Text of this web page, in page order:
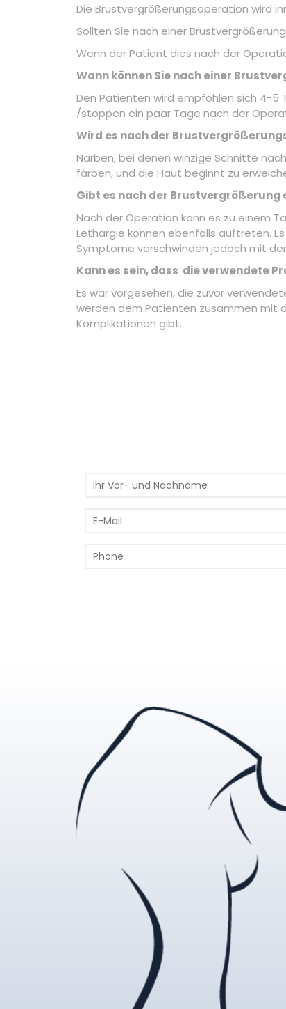
Die Brustvergrößerungsoperation wird
Sollten Sie nach einer
Wenn der Patient dies nach der
Wann können Sie nach einer
Den Patienten wird empfohlen sich 4-5
/stoppen ein paar Tage nach der
Wird es nach der
Narben, bei denen winzige Schnitte
färben, und die Haut beginnt zu
Gibt es nach der Brustvergrößerung
Nach der Operation kann es zu einem
Lethargie können ebenfalls auftreten.
Symptome verschwinden jedoch mit
Kann es sein, dass die verwendete
Es war vorgesehen, die zuvor
werden dem Patienten zusammen mit
Komplikationen gibt.